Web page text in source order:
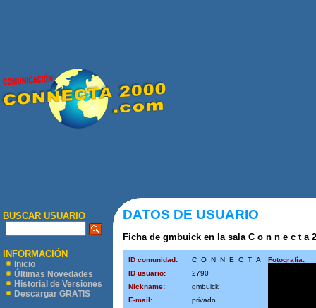
BUSCAR USUARIO
INFORMACIÓN
Inicio
Últimas Novedades
Historial de Versiones
Descargar GRATIS
DATOS DE USUARIO
Ficha de gmbuick en la sala C o n n e c t a
ID comunidad: C_O_N_N_E_C_T_A
Fotografía:
ID usuario:
2790
Nickname:
gmbuick
E-mail:
privado